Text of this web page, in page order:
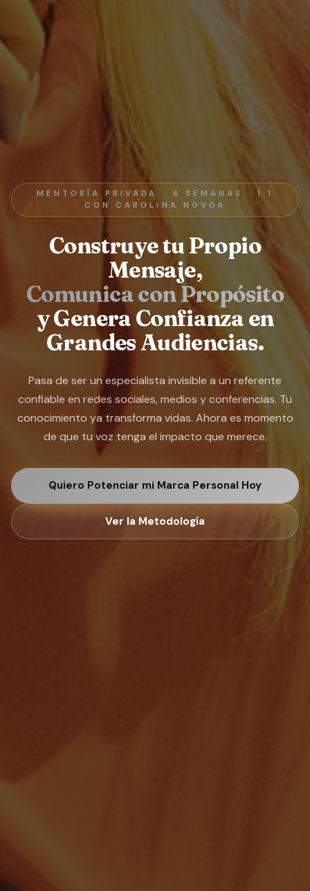
MENTORÍA PRIVADA · 4 SEMANAS · 1:1
CON CAROLINA NOVOA
Construye tu Propio
Mensaje,
Comunica con Propósito
y Genera Confianza en
Grandes Audiencias.
Pasa de ser un especialista invisible a un referente
confiable en redes sociales, medios y conferencias. Tu
conocimiento ya transforma vidas. Ahora es momento
de que tu voz tenga el impacto que merece.
Quiero Potenciar mi Marca Personal Hoy
Ver la Metodología